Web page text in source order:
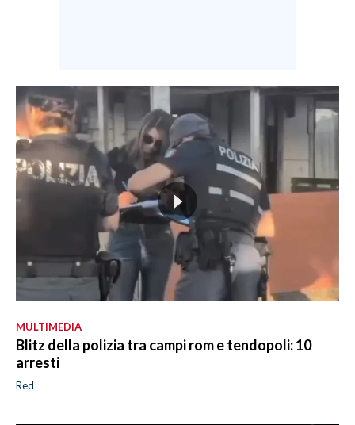
MULTIMEDIA
Blitz della polizia tra campi rom e tendopoli: 10
arresti
Red